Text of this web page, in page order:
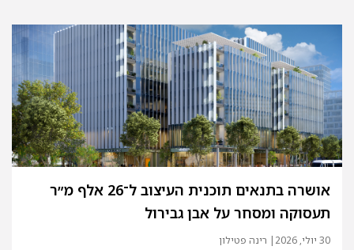
אושרה בתנאים תוכנית העיצוב ל־26 אלף מ״ר
תעסוקה ומסחר על אבן גבירול
30 יולי, 2026 | רינה פטילון